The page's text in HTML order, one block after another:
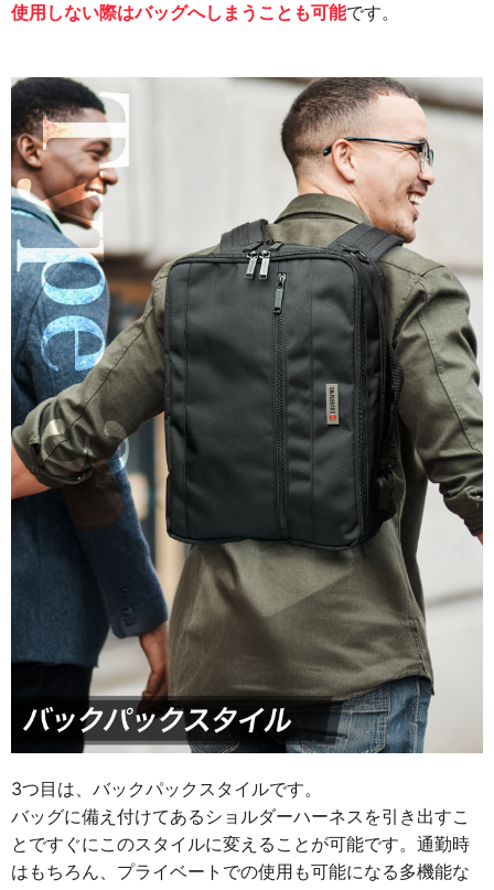
使用しない際はバッグへしまうことも可能です。
3つ目は、バックパックスタイルです。
バッグに備え付けてあるショルダーハーネスを引き出すこ
とですぐにこのスタイルに変えることが可能です。通勤時
はもちろん、プライベートでの使用も可能になる多機能な